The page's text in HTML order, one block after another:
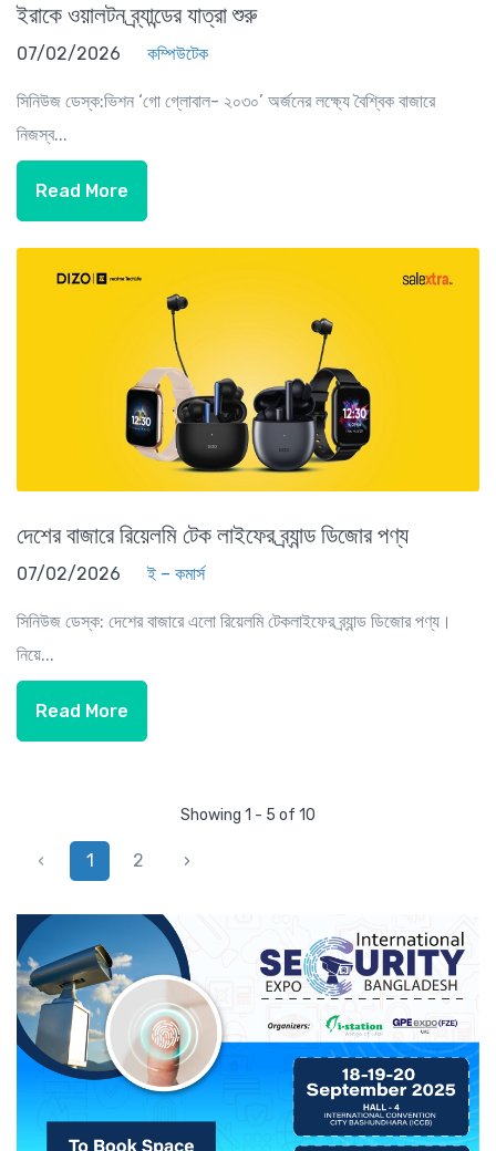
ইরাকে ওয়ালটন ব্র্যান্ডের যাত্রা শুরু
07/02/2026 কম্পিউটেক
সিনিউজ ডেস্ক:ভিশন ‘গো গ্লোবাল- ২০৩০’ অর্জনের লক্ষ্যে বৈশ্বিক বাজারে
নিজস্ব...
Read More
দেশের বাজারে রিয়েলমি টেক লাইফের ব্র্যান্ড ডিজোর পণ্য
07/02/2026 ই – কমার্স
সিনিউজ ডেস্ক: দেশের বাজারে এলো রিয়েলমি টেকলাইফের ব্র্যান্ড ডিজোর পণ্য।
নিয়ে...
Read More
Showing 1 - 5 of 10
‹ 1 2 ›